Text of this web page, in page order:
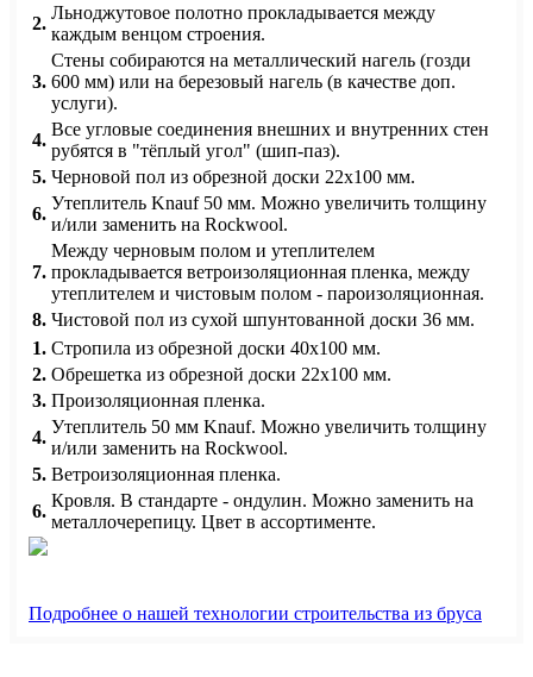
2.
Льноджутовое полотно прокладывается между
каждым венцом строения.
3.
Стены собираются на металлический нагель (гозди
600 мм) или на березовый нагель (в качестве доп.
услуги).
4.
Все угловые соединения внешних и внутренних стен
рубятся в "тёплый угол" (шип-паз).
5. Черновой пол из обрезной доски 22х100 мм.
6.
Утеплитель Knauf 50 мм. Можно увеличить толщину
и/или заменить на Rockwool.
7.
Между черновым полом и утеплителем
прокладывается ветроизоляционная пленка, между
утеплителем и чистовым полом - пароизоляционная.
8. Чистовой пол из сухой шпунтованной доски 36 мм.
1. Стропила из обрезной доски 40х100 мм.
2. Обрешетка из обрезной доски 22х100 мм.
3. Произоляционная пленка.
4.
Утеплитель 50 мм Knauf. Можно увеличить толщину
и/или заменить на Rockwool.
5. Ветроизоляционная пленка.
6.
Кровля. В стандарте - ондулин. Можно заменить на
металлочерепицу. Цвет в ассортименте.
Подробнее о нашей технологии строительства из бруса